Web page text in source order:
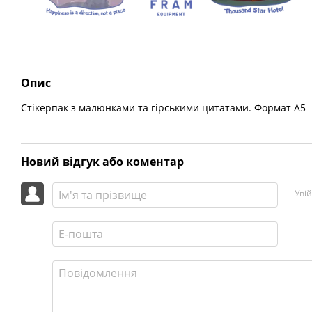
Опис
Стікерпак з малюнками та гірськими цитатами. Формат А5
Новий відгук або коментар